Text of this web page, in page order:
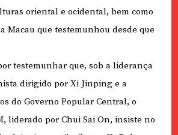
oriental e ocidental, bem como
Macau que testemunhou desde que
testemunhar que, sob a liderança
dirigido por Xi Jinping e a
do Governo Popular Central, o
liderado por Chui Sai On, insiste no